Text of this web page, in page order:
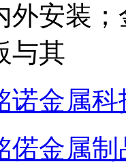
外安装
与其
诺金属
偌金属